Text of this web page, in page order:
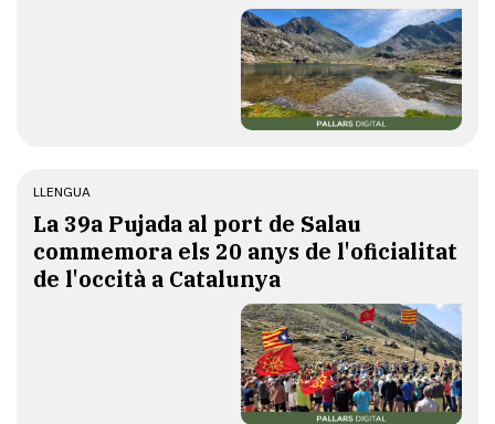
LLENGUA
​La 39a Pujada al port de Salau
commemora els 20 anys de l'oficialitat
de l'occità a Catalunya